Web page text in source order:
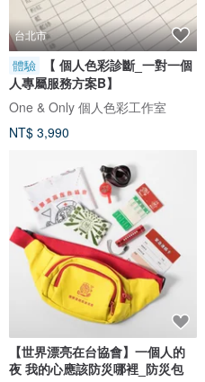
台北市
體驗
【 個人色彩診斷_一對一個
人專屬服務方案B】
One & Only 個人色彩工作室
NT$ 3,990
【世界漂亮在台協會】一個人的
夜 我的心應該防災哪裡_防災包